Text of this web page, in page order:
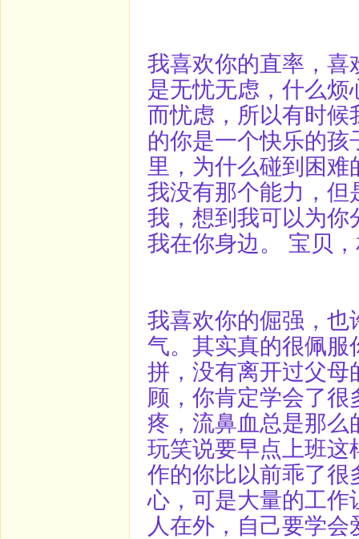
我喜欢你的直率，喜
是无忧无虑，什么
而忧虑，所以有时候
的你是一个快乐的
里，为什么碰到困
我没有那个能力，但
我，想到我可以为你
我在你身边。 宝贝
我喜欢你的倔强，也
气。其实真的很佩服
拼，没有离开过父母
顾，你肯定学会了
疼，流鼻血总是那么
玩笑说要早点上班这
作的你比以前乖了很
心，可是大量的工作
人在外，自己要学